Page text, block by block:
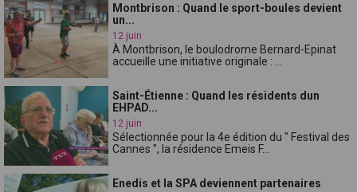
Montbrison : Quand le sport-boules devient
un...
12 juin
À Montbrison, le boulodrome Bernard-Epinat
accueille une initiative originale : ...
Saint-Étienne : Quand les résidents dun
EHPAD...
12 juin
Sélectionnée pour la 4e édition du " Festival des
Cannes ", la résidence Emeis F...
Enedis et la SPA deviennent partenaires